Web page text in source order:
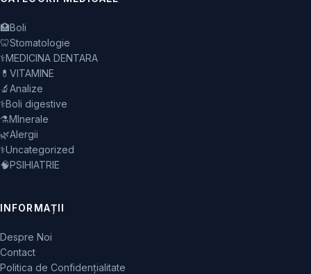
🏥Boli
🦷Stomatologie
⚕️MEDICINA DENTARA
💊 VITAMINE
🔬Analize
⚕️Boli digestive
⚗️MInerale
🌿Alergii
⚕️Uncategorized
🧠PSIHIATRIE
INFORMAȚII
Despre Noi
Contact
Politica de Confidențialitate